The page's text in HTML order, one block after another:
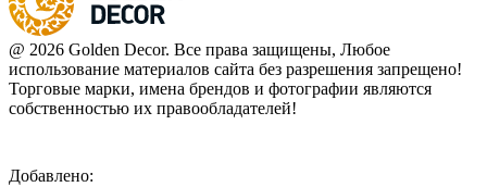
@ 2026 Golden Decor. Все права защищены, Любое
использование материалов сайта без разрешения запрещено!
Торговые марки, имена брендов и фотографии являются
собственностью их правообладателей!
Добавлено: